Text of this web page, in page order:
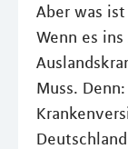
Aber was
Wenn es
Muss.